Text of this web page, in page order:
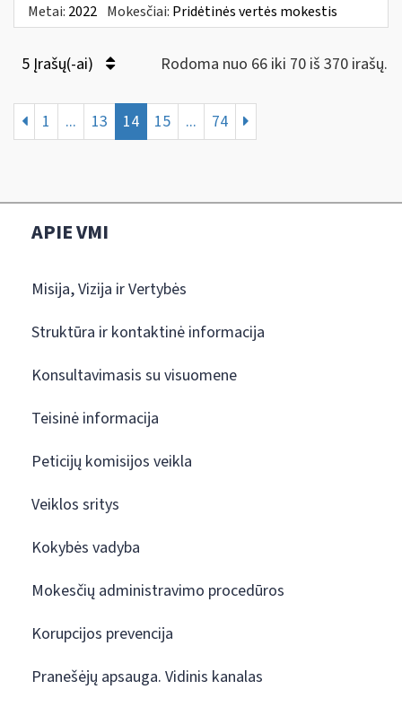
Metai: 2022 Mokesčiai: Pridėtinės vertės mokestis
5 Įrašų(-ai) Rodoma nuo 66 iki 70 iš 370 irašų.
1 ... 13 14 15 ... 74
APIE VMI
Misija, Vizija ir Vertybės
Struktūra ir kontaktinė informacija
Konsultavimasis su visuomene
Teisinė informacija
Peticijų komisijos veikla
Veiklos sritys
Kokybės vadyba
Mokesčių administravimo procedūros
Korupcijos prevencija
Pranešėjų apsauga. Vidinis kanalas